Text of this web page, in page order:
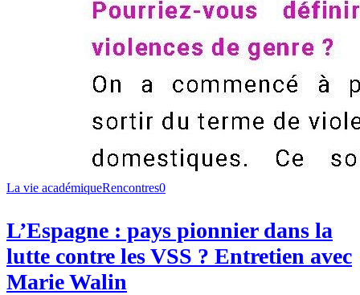
La vie académiqueRencontres0
L’Espagne : pays pionnier dans la
lutte contre les VSS ? Entretien avec
Marie Walin